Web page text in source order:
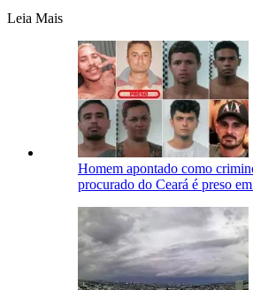
Leia Mais
Homem apontado como
procurado do Ceará é preso